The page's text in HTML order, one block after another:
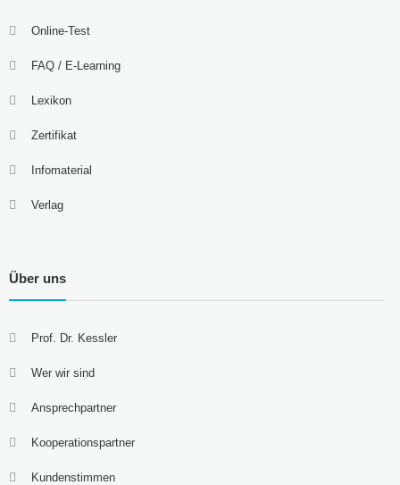
Online-Test
FAQ / E-Learning
Lexikon
Zertifikat
Infomaterial
Verlag
Über uns
Prof. Dr. Kessler
Wer wir sind
Ansprechpartner
Kooperationspartner
Kundenstimmen